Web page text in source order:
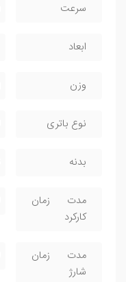
سرعت
ابعاد
وزن
نوع باتری
بدنه
مدت زمان
کارکرد
مدت زمان
شارژ